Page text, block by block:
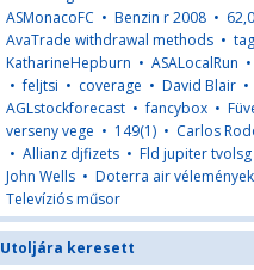
ASMonacoFC • Benzin r 2008 •
AvaTrade withdrawal methods •
KatharineHepburn • ASALocalRun •
•feljtsi • coverage • David Blair •
AGLstockforecast •fancybox •
verseny vege • 149(1) • Carlos
• Allianz djfizets • Fld jupiter tvolsg
John Wells • Doterra air vélemények
Televíziós műsor
Utoljára keresett